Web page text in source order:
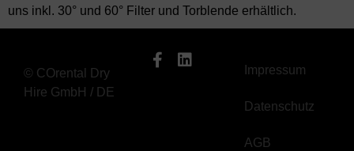
uns inkl. 30° und 60° Filter und Torblende erhältlich.
© COrental Dry
Hire GmbH / DE
Impressum
Datenschutz
AGB